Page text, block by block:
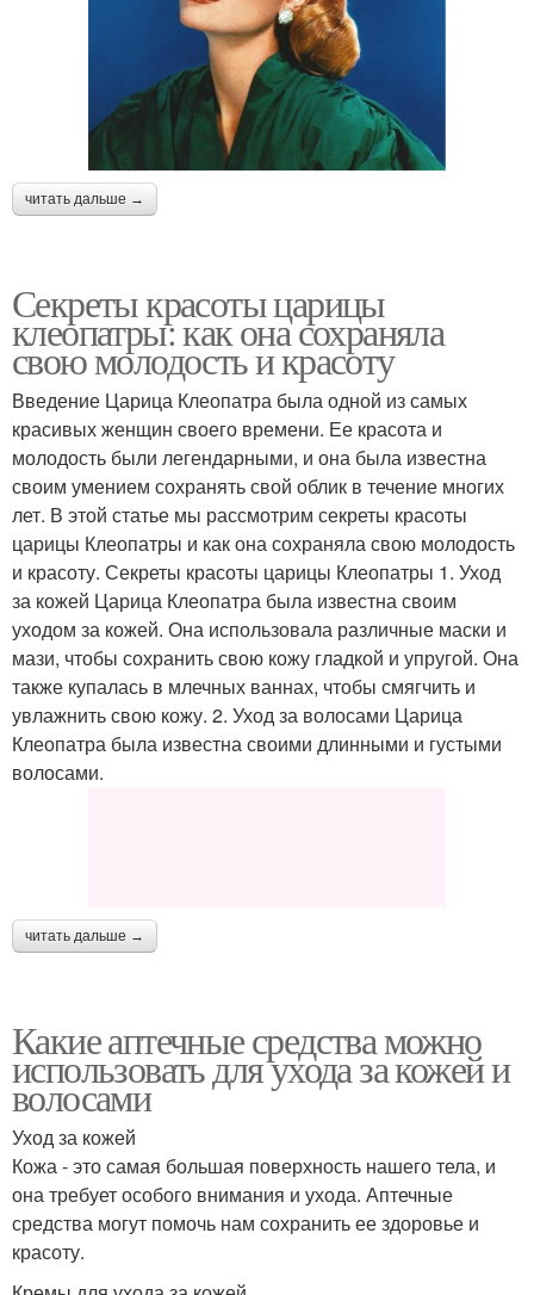
читать дальше →
Секреты красоты царицы
клеопатры: как она сохраняла
свою молодость и красоту
Введение Царица Клеопатра была одной из самых
красивых женщин своего времени. Ее красота и
молодость были легендарными, и она была известна
своим умением сохранять свой облик в течение многих
лет. В этой статье мы рассмотрим секреты красоты
царицы Клеопатры и как она сохраняла свою молодость
и красоту. Секреты красоты царицы Клеопатры 1. Уход
за кожей Царица Клеопатра была известна своим
уходом за кожей. Она использовала различные маски и
мази, чтобы сохранить свою кожу гладкой и упругой. Она
также купалась в млечных ваннах, чтобы смягчить и
увлажнить свою кожу. 2. Уход за волосами Царица
Клеопатра была известна своими длинными и густыми
волосами.
читать дальше →
Какие аптечные средства можно
использовать для ухода за кожей и
волосами
Уход за кожей
Кожа - это самая большая поверхность нашего тела, и
она требует особого внимания и ухода. Аптечные
средства могут помочь нам сохранить ее здоровье и
красоту.